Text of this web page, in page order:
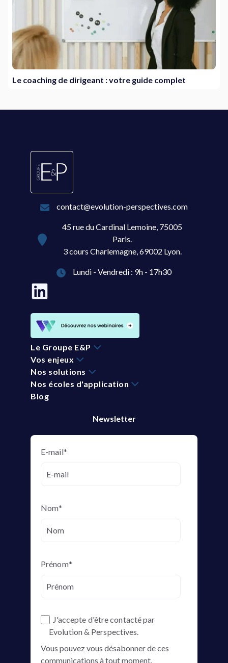
Le coaching de dirigeant : votre guide complet
contact@evolution-perspectives.com
45 rue du Cardinal Lemoine, 75005
Paris.
3 cours Charlemagne, 69002 Lyon.
Lundi - Vendredi : 9h - 17h30
Le Groupe E&P
Vos enjeux
Nos solutions
Nos écoles d'application
Blog
Newsletter
E-mail*
Nom*
Prénom*
J'accepte d'être contacté par
Evolution & Perspectives.
Vous pouvez vous désabonner de ces
communications à tout moment.